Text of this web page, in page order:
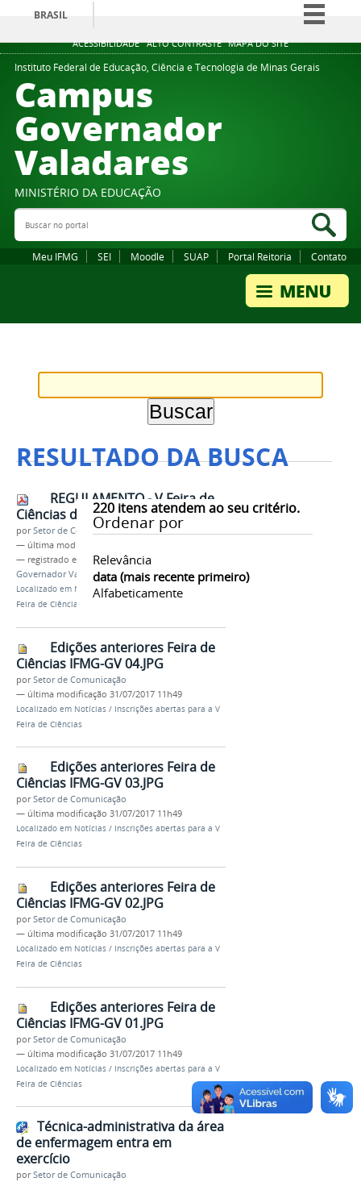
ACESSIBILIDADE ALTO CONTRASTE MAPA DO SITE
BRASIL
Simplifique!
Comunica BR
Instituto Federal de Educação, Ciência e Tecnologia de Minas Gerais
Campus
Governador
Valadares
MINISTÉRIO DA EDUCAÇÃO
Buscar no portal
Meu IFMG SEI Moodle SUAP Portal Reitoria Contato
RESULTADO DA BUSCA
220itens atendem ao seu critério.
Ordenar por
Relevância
data (mais recente primeiro)
Alfabeticamente
REGULAMENTO - V Feira de
Ciências do IFMG-GV
porSetor de Comunicação
— última modificação
— registrado em:
feira de ciências
Governador Valadares,pesquisa ,alunos
Localizado em Notícias /Inscrições abertas para a V
Feira de Ciências
Edições anteriores Feira de
Ciências IFMG-GV 04.JPG
porSetor de Comunicação
— última modificação 31/07/2017 11h49
Localizado em Notícias / Inscrições abertas para a V
Feira de Ciências
Edições anteriores Feira de
Ciências IFMG-GV 03.JPG
porSetor de Comunicação
— última modificação 31/07/2017 11h49
Localizado em Notícias / Inscrições abertas para a V
Feira de Ciências
Edições anteriores Feira de
Ciências IFMG-GV 02.JPG
porSetor de Comunicação
— última modificação 31/07/2017 11h49
Localizado em Notícias / Inscrições abertas para a V
Feira de Ciências
Edições anteriores Feira de
Ciências IFMG-GV 01.JPG
porSetor de Comunicação
— última modificação 31/07/2017 11h49
Localizado em Notícias / Inscrições abertas para a V
Feira de Ciências
Técnica-administrativa da área
de enfermagem entra em
exercício
porSetor de Comunicação